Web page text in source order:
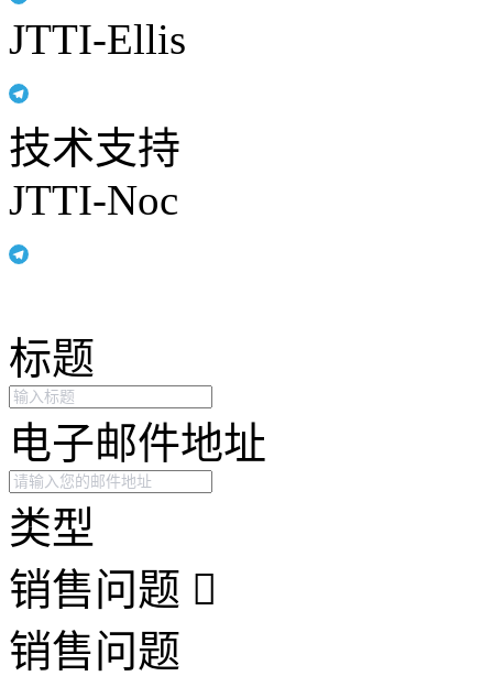
JTTI-Ellis
技术支持
JTTI-Noc
标题
电子邮件地址
类型
销售问题
销售问题